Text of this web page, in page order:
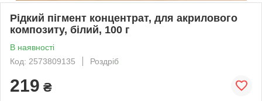
Рідкий пігмент концентрат, для акрилового
композиту, білий, 100 г
В наявності
Код: 2573809135
Роздріб
219 ₴